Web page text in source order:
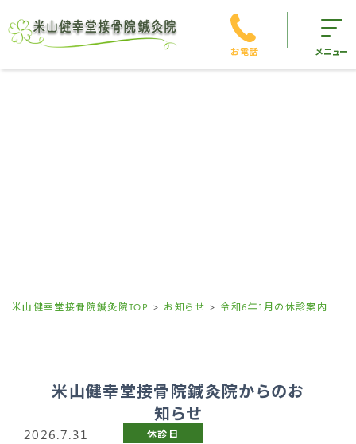
お電話 メニュー
米山健幸堂接骨院鍼灸院TOP お知らせ 令和6年1月の休診案内
米山健幸堂接骨院鍼灸院からのお
知らせ
2026.7.31 休診日